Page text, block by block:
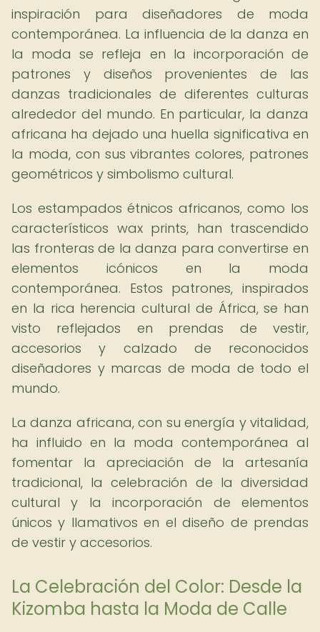
inspiración para diseñadores de moda
contemporánea. La influencia de la danza en
la moda se refleja en la incorporación de
patrones y diseños provenientes de las
danzas tradicionales de diferentes culturas
alrededor del mundo. En particular, la danza
africana ha dejado una huella significativa en
la moda, con sus vibrantes colores, patrones
geométricos y simbolismo cultural.
Los estampados étnicos africanos, como los
característicos wax prints, han trascendido
las fronteras de la danza para convertirse en
elementos icónicos en la moda
contemporánea. Estos patrones, inspirados
en la rica herencia cultural de África, se han
visto reflejados en prendas de vestir,
accesorios y calzado de reconocidos
diseñadores y marcas de moda de todo el
mundo.
La danza africana, con su energía y vitalidad,
ha influido en la moda contemporánea al
fomentar la apreciación de la artesanía
tradicional, la celebración de la diversidad
cultural y la incorporación de elementos
únicos y llamativos en el diseño de prendas
de vestir y accesorios.
La Celebración del Color: Desde la
Kizomba hasta la Moda de Calle